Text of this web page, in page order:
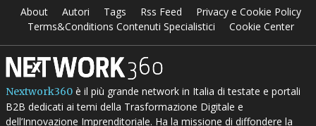
About Autori Tags Rss Feed
Privacy e Cookie Policy
Terms&Conditions Contenuti Specialistici
Cookie Center
Nextwork360è il più grande network in Italia di testate e portali
B2B dedicati ai temi della Trasformazione Digitale e
dell’Innovazione Imprenditoriale. Ha la missione di diffondere la